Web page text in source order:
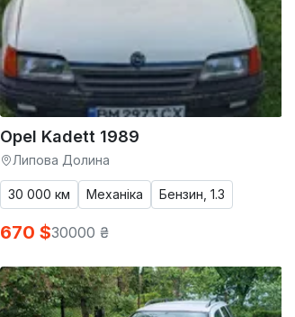
Opel Kadett 1989
Липова Долина
30 000 км Механіка Бензин, 1.3
670 $30000 ₴